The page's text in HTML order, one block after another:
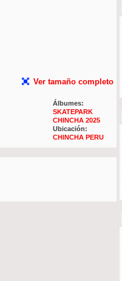
Ver tamaño completo
Álbumes:
SKATEPARK
CHINCHA 2025
Ubicación:
CHINCHA PERU